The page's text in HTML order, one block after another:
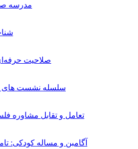
مدرسه
صلاحیت
سلسله نشست های
تعامل و تقابل مشاوره
آگامبن و مساله کودکی: